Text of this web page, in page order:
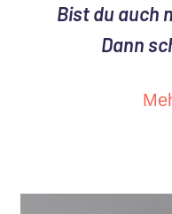
Bist du auch
Dann